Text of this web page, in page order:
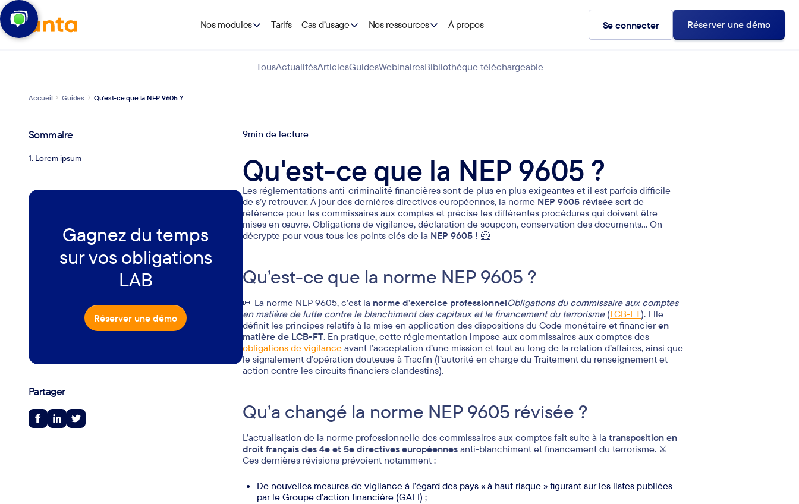
Nos modules Tarifs Cas d’usage Nos ressources À propos Se connecter Réserver une démo
TousActualitésArticlesGuidesWebinairesBibliothèque téléchargeable
Accueil Guides Qu'est-ce que la NEP 9605 ?
Sommaire
1. Lorem ipsum
Gagnez du temps
sur vos obligations
LAB
Réserver une démo
Partager
9min de lecture
Qu'est-ce que la NEP 9605 ?
Les réglementations anti-criminalité financières sont de plus en plus exigeantes et il est parfois difficile
de s’y retrouver. À jour des dernières directives européennes, la norme NEP 9605 révisée sert de
référence pour les commissaires aux comptes et précise les différentes procédures qui doivent être
mises en œuvre. Obligations de vigilance, déclaration de soupçon, conservation des documents… On
décrypte pour vous tous les points clés de la NEP 9605 ! 🦸
Qu’est-ce que la norme NEP 9605 ?
📜 La norme NEP 9605, c’est la norme d’exercice professionnelObligations du commissaire aux comptes
en matière de lutte contre le blanchiment des capitaux et le financement du terrorisme(LCB-FT). Elle
définit les principes relatifs à la mise en application des dispositions du Code monétaire et financieren
matière de LCB-FT. En pratique, cette réglementation impose aux commissaires aux comptes des
obligations de vigilance avant l’acceptation d’une mission et tout au long de la relation d’affaires, ainsi que
le signalement d’opération douteuse à Tracfin (l’autorité en charge du Traitement du renseignement et
action contre les circuits financiers clandestins).
Qu’a changé la norme NEP 9605 révisée ?
L’actualisation de la norme professionnelle des commissaires aux comptes fait suite à la transposition en
droit français des 4e et 5e directives européennes anti-blanchiment et financement du terrorisme. ⚔️
Ces dernières révisions prévoient notamment :
De nouvelles mesures de vigilance à l’égard des pays « à haut risque » figurant sur les listes publiées
par le Groupe d’action financière (GAFI) ;